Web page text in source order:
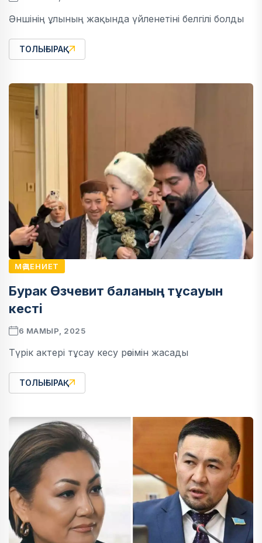
Әншінің ұлының жақында үйленетіні белгілі болды
ТОЛЫҒЫРАҚ
МӘДЕНИЕТ
Бурак Өзчевит баланың тұсауын
кесті
6 МАМЫР, 2025
Түрік актері тұсау кесу рәсімін жасады
ТОЛЫҒЫРАҚ